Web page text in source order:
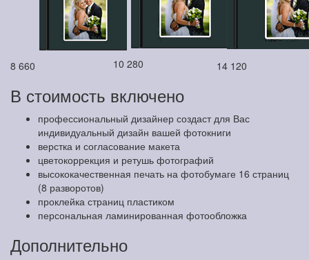
8 660 10 280 14 120
В стоимость включено
профессиональный дизайнер создаст для Вас
индивидуальный дизайн вашей фотокниги
верстка и согласование макета
цветокоррекция и ретушь фотографий
высококачественная печать на фотобумаге 16 страниц
(8 разворотов)
проклейка страниц пластиком
персональная ламинированная фотообложка
Дополнительно